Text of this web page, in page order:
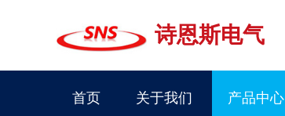
诗恩斯电气
首页 关于我们 产品中心